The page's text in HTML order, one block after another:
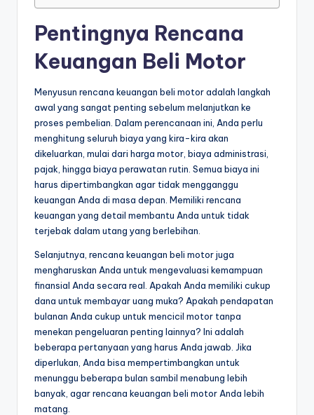
Pentingnya Rencana
Keuangan Beli Motor
Menyusun rencana keuangan beli motor adalah langkah
awal yang sangat penting sebelum melanjutkan ke
proses pembelian. Dalam perencanaan ini, Anda perlu
menghitung seluruh biaya yang kira-kira akan
dikeluarkan, mulai dari harga motor, biaya administrasi,
pajak, hingga biaya perawatan rutin. Semua biaya ini
harus dipertimbangkan agar tidak mengganggu
keuangan Anda di masa depan. Memiliki rencana
keuangan yang detail membantu Anda untuk tidak
terjebak dalam utang yang berlebihan.
Selanjutnya, rencana keuangan beli motor juga
mengharuskan Anda untuk mengevaluasi kemampuan
finansial Anda secara real. Apakah Anda memiliki cukup
dana untuk membayar uang muka? Apakah pendapatan
bulanan Anda cukup untuk mencicil motor tanpa
menekan pengeluaran penting lainnya? Ini adalah
beberapa pertanyaan yang harus Anda jawab. Jika
diperlukan, Anda bisa mempertimbangkan untuk
menunggu beberapa bulan sambil menabung lebih
banyak, agar rencana keuangan beli motor Anda lebih
matang.